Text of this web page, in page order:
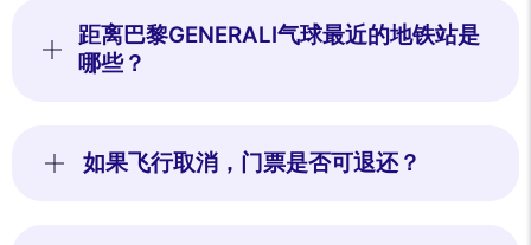
距离巴黎GENERALI气球最近的地铁站是
哪些？
如果飞行取消，门票是否可退还？